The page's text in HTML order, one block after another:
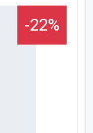
-22%